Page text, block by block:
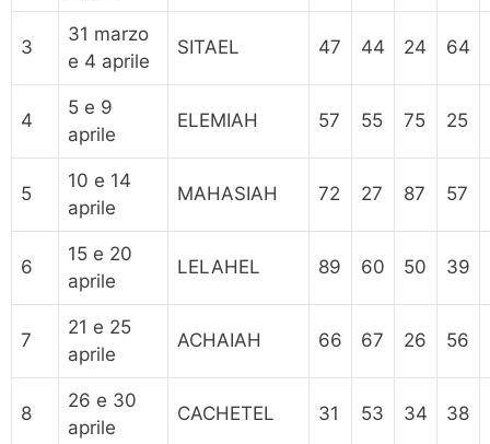
3
31 marzo
e 4 aprile
SITAEL 47 44 24 64
4
5 e 9
aprile
ELEMIAH 57 55 75 25
5
10 e 14
aprile
MAHASIAH 72 27 87 57
6
15 e 20
aprile
LELAHEL 89 60 50 39
7
21 e 25
aprile
ACHAIAH 66 67 26 56
8
26 e 30
aprile
CACHETEL 31 53 34 38